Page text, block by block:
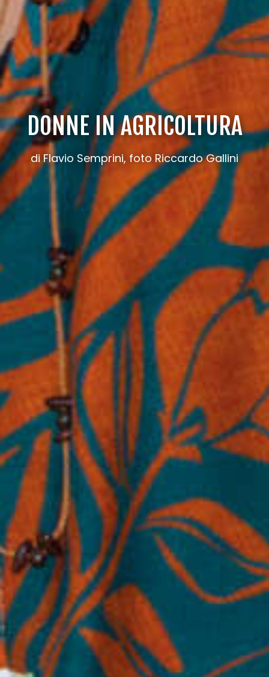
DONNE IN AGRICOLTURA
di Flavio Semprini, foto Riccardo Gallini